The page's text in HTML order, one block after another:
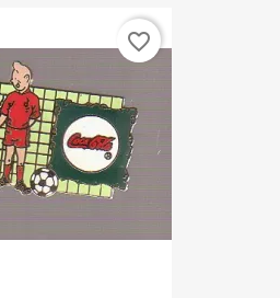
favorite_border